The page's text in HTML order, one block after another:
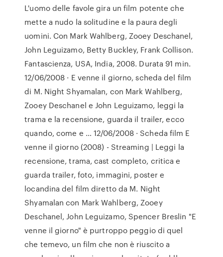
L'uomo delle favole gira un film potente che
mette a nudo la solitudine e la paura degli
uomini. Con Mark Wahlberg, Zooey Deschanel,
John Leguizamo, Betty Buckley, Frank Collison.
Fantascienza, USA, India, 2008. Durata 91 min.
12/06/2008 · E venne il giorno, scheda del film
di M. Night Shyamalan, con Mark Wahlberg,
Zooey Deschanel e John Leguizamo, leggi la
trama e la recensione, guarda il trailer, ecco
quando, come e … 12/06/2008 · Scheda film E
venne il giorno (2008) - Streaming | Leggi la
recensione, trama, cast completo, critica e
guarda trailer, foto, immagini, poster e
locandina del film diretto da M. Night
Shyamalan con Mark Wahlberg, Zooey
Deschanel, John Leguizamo, Spencer Breslin "E
venne il giorno" è purtroppo peggio di quel
che temevo, un film che non è riuscito a